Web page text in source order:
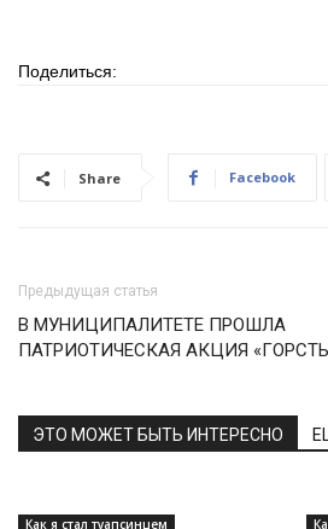
Поделиться:
Share Facebook
Предыдущая статья
В МУНИЦИПАЛИТЕТЕ ПРОШЛА
ПАТРИОТИЧЕСКАЯ АКЦИЯ
ЭТО МОЖЕТ БЫТЬ ИНТЕРЕСНО
Как я стал туапсинцем